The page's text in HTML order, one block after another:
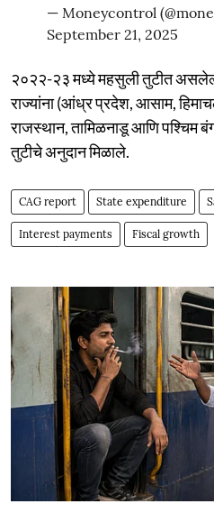
— Moneycontrol
September 21, 2025
२०२२-२३ मध्ये महसुली तुटीत
राज्यांना (आंध्र प्रदेश, आसाम,
राजस्थान, तामिळनाडू आणि पश्चिम
तुटीचे अनुदान मिळाले.
CAG report State expenditure
Interest payments Fiscal growth